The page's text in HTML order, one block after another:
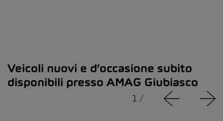
Veicoli nuovi e d’occasione subito
disponibili presso AMAG Giubiasco
1 /